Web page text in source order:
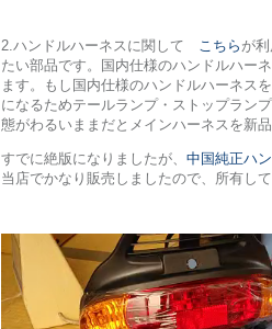
2.ハンドルハーネスに関して こちら が
たい部品です。国内仕様のハンドルハー
ます。もし国内仕様のハンドルハーネス
になるためテールランプ・ストップラン
態がわるいままだとメインハーネスを新
すでに絶版になりましたが、 中国純正ハ
当店でかなり販売しましたので、所有し